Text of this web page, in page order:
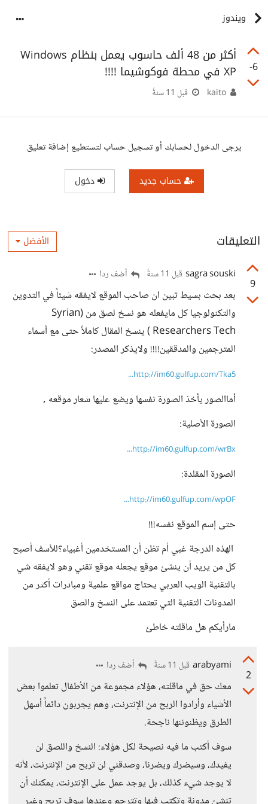
ويندوز
-6
أكثر من 48 ألف حاسوب يعمل بنظام Windows
XP في محطة فوكوشيما !!!!
قبل 11 سنةً
يرجى الدخول لحسابك أو تسجيل حساب لتستطيع إضافة تعليق
حساب جديد دخول
التعليقات الأفضل
9
sagra souski قبل 11 سنةً أضف ردا
بعد بحث بسيط تبين ان صاحب الموقع لايفقه شيئاً في التدوين
والتكنولوجيا كل مايفعله هو نسخ لصق من (Syrian
Researchers Tech ) ينسخ المقال كاملاً حتى مع أسماء
المترجمين والمدققين!!!! ولايذكر المصدر:
http://im60.gulfup.com/Tka5...
أماالصور يأخذ الصورة نفسها ويضع عليها شعار موقعه ,
الصورة الأصلية:
http://im60.gulfup.com/wrBx...
الصورة المقلدة:
http://im60.gulfup.com/wpOF...
حتى إسم الموقع نفسه!!!
الهذه الدرجة غبي أم تظن أن المستخدمين أغبياء؟للأسف أصبح
كل من يريد أن ينشئ موقع يجعله موقع تقني وهو لايفقه شي
بالتقنية الويب العربي يحتاج مواقع علمية ومبادرات أكثر من
المدونات التقنية التي تعتمد على النسخ والصق
مارأيكم هل ماقلته خاطئ
2
arabyami قبل 11 سنةً أضف ردا
معك حق في ماقلته، هؤلاء مجموعة من الأطفال تعلموا بعض
الأشياء وأرادوا الربح من الإنترنت، وهم يجربون دائماً أسهل
الطرق ويظنوننها ناجحة.
سوف أكتب ما فيه نصيحة لكل هؤلاء: النسخ واللصق لن
يفيدك، وسيضرك ويضرنا، وصدقني لن تربح من الإنترنت، لأنه
لا يوجد شيء كذلك، بل يوجد عمل على الإنترنت، يمكنك أن